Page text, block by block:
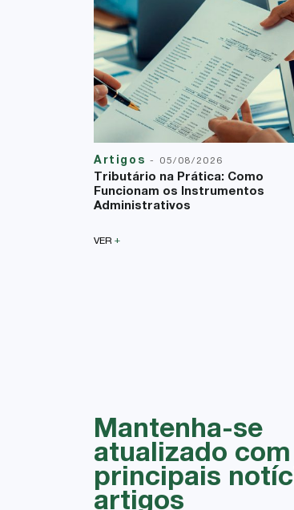
Artigos - 05/08/2026
Tributário na Prática: Como
Funcionam os Instrumentos
Administrativos
VER +
Mantenha-se
atualizado com
principais
artigos